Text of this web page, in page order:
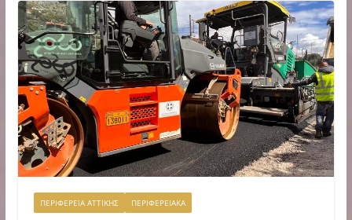
ΠΕΡΙΦΕΡΕΙΑ ΑΤΤΙΚΗΣ ΠΕΡΙΦΕΡΕΙΑΚΑ